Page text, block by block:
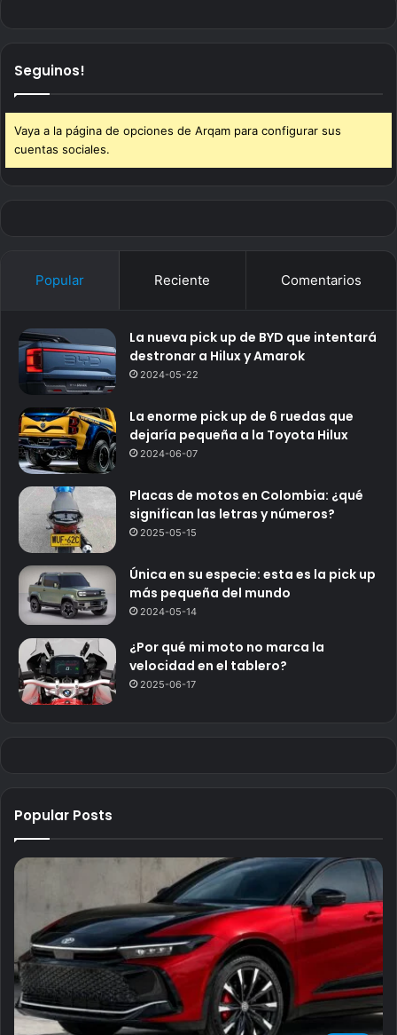
Seguinos!
Vaya a la página de opciones de Arqam para configurar sus
cuentas sociales.
Popular Reciente Comentarios
La nueva pick up de BYD que intentará
destronar a Hilux y Amarok
2024-05-22
La enorme pick up de 6 ruedas que
dejaría pequeña a la Toyota Hilux
2024-06-07
Placas de motos en Colombia: ¿qué
significan las letras y números?
2025-05-15
Única en su especie: esta es la pick up
más pequeña del mundo
2024-05-14
¿Por qué mi moto no marca la
velocidad en el tablero?
2025-06-17
Popular Posts